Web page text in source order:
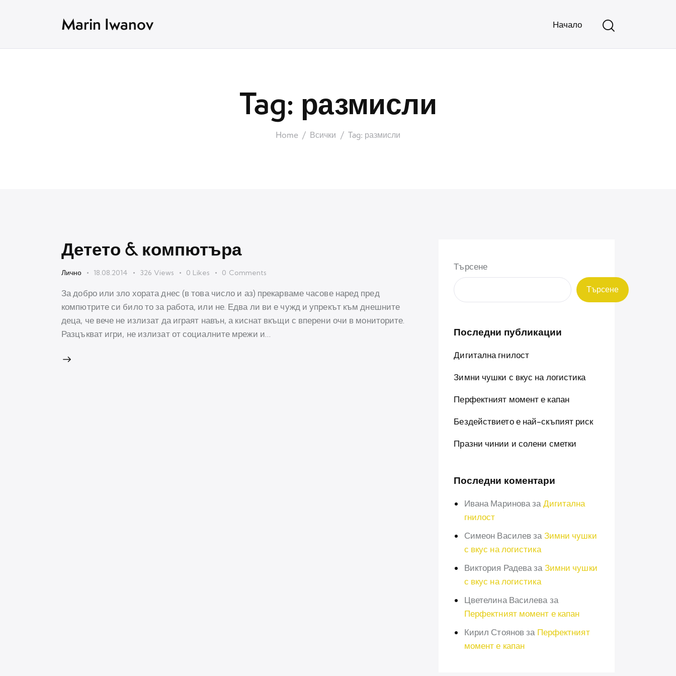
Marin Iwanov Начало
Tag: размисли
Home Всички Tag: размисли
Детето & компютъра
Лично 18.08.2014 326 Views 0 Likes 0 Comments
За добро или зло хората днес (в това число и аз) прекарваме часове наред пред
компютрите си било то за работа, или не. Едва ли ви е чужд и упрекът към днешните
деца, че вече не излизат да играят навън, а киснат вкъщи с вперени очи в мониторите.
Разцъкват игри, не излизат от социалните мрежи и…
Търсене
Търсене
Последни публикации
Дигитална гнилост
Зимни чушки с вкус на логистика
Перфектният момент е капан
Бездействието е най-скъпият риск
Празни чинии и солени сметки
Последни коментари
Ивана Мариноваза Дигитална
гнилост
Симеон Василевза Зимни чушки
с вкус на логистика
Виктория Радеваза Зимни чушки
с вкус на логистика
Цветелина Василева за
Перфектният момент е капан
Кирил Стояновза Перфектният
момент е капан